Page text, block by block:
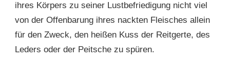
ihres Körpers zu seiner Lustbefriedigung nicht viel
von der Offenbarung ihres nackten Fleisches allein
für den Zweck, den heißen Kuss der Reitgerte, des
Leders oder der Peitsche zu spüren.